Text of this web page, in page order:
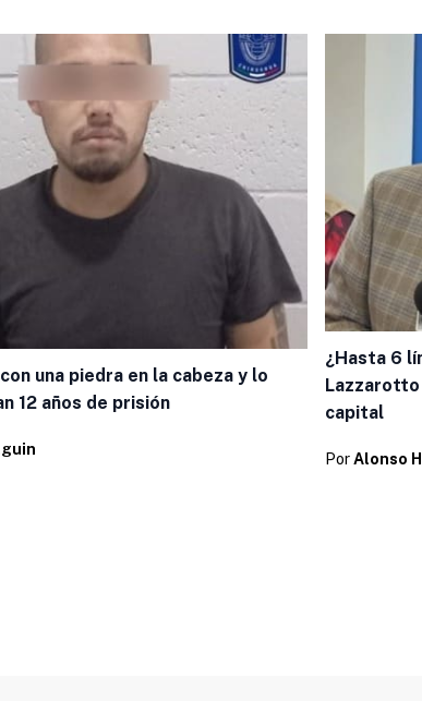
una piedra en la cabeza y lo
12 años de prisión
¿Hasta 6
capital
PorAlonso